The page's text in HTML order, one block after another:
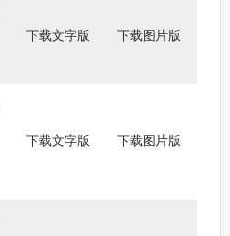
下载文字版 下载图片版
下载文字版 下载图片版